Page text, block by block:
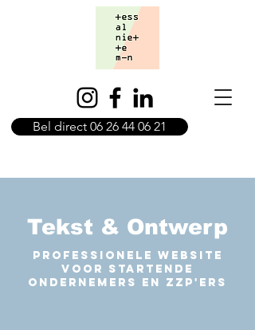
Bel direct 06 26 44 06 21
Tekst & Ontwerp
Professionele website
voor startende
ondernemers en zzp'ers